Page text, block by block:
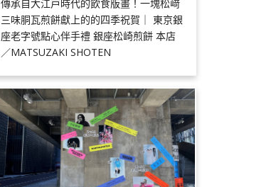
傳承自大江戸時代的飲食版畫！一塊松﨑
三味胴瓦煎餅獻上的的四季祝賀｜ 東京銀
座老字號點心伴手禮 銀座松崎煎餅 本店
／MATSUZAKI SHOTEN